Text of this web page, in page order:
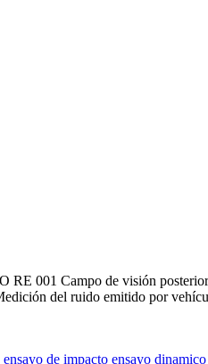
RE 001 Campo de visión
del ruido emitido por
ensayo de impacto ensayo dinamico